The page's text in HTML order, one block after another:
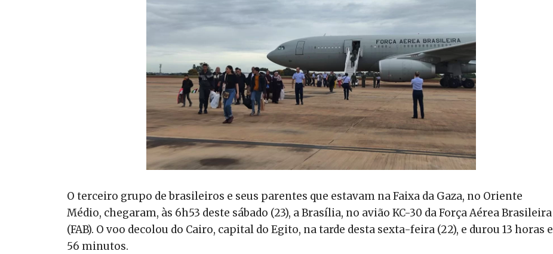
O terceiro grupo de brasileiros e seus parentes que estavam na Faixa da Gaza, no Oriente
Médio, chegaram, às 6h53 deste sábado (23), a Brasília, no avião KC-30 da Força Aérea Brasileira
(FAB). O voo decolou do Cairo, capital do Egito, na tarde desta sexta-feira (22), e durou 13 horas e
56 minutos.